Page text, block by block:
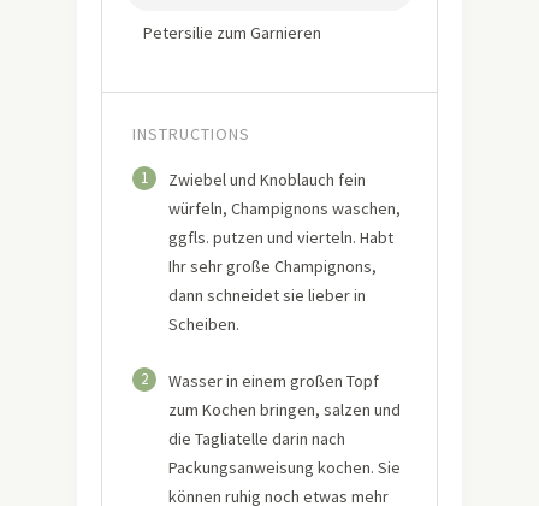
Petersilie zum Garnieren
INSTRUCTIONS
1
Zwiebel und Knoblauch fein
würfeln, Champignons waschen,
ggfls. putzen und vierteln. Habt
Ihr sehr große Champignons,
dann schneidet sie lieber in
Scheiben.
2
Wasser in einem großen Topf
zum Kochen bringen, salzen und
die Tagliatelle darin nach
Packungsanweisung kochen. Sie
können ruhig noch etwas mehr